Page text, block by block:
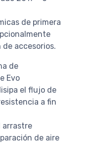
de primera
accesorios.
de
Evo
el flujo de
a fin
arrastre
de aire